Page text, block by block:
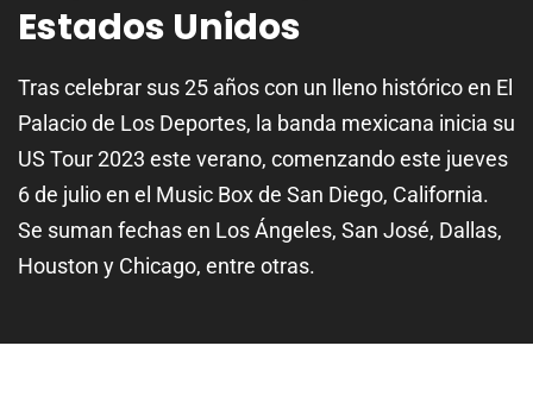
Estados Unidos
Tras celebrar sus 25 años con un lleno histórico en El
Palacio de Los Deportes, la banda mexicana inicia su
US Tour 2023 este verano, comenzando este jueves
6 de julio en el Music Box de San Diego, California.
Se suman fechas en Los Ángeles, San José, Dallas,
Houston y Chicago, entre otras.